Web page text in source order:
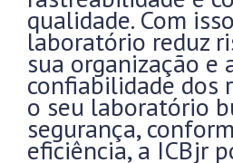
qualidade. Com
laboratório reduz
sua organização e
confiabilidade dos
o seu laboratório
segurança,
eficiência, a ICBjr